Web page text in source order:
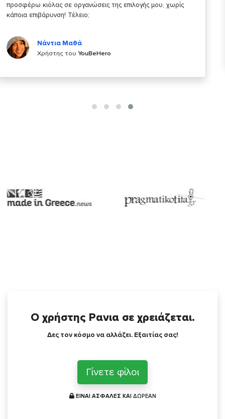
κάτι!
Χρήστης του
Ο χρήστης Ρανια σε χρειάζεται.
Δες τον κόσμο να αλλάζει. Εξαιτίας σας!
Γίνετε φίλοι
ΕΙΝΑΙ ΑΣΦΑΛΕΣ ΚΑΙ ΔΩΡΕΑΝ